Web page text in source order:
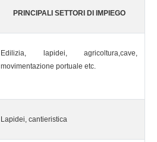
PRINCIPALI SETTORI DI IMPIEGO
Edilizia, lapidei, agricoltura,cave,
movimentazione portuale etc.
Lapidei, cantieristica